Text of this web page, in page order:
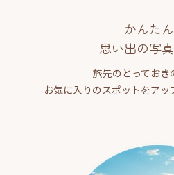
かんた
思い出の写
旅先のとっておき
お気に入りのスポットをア